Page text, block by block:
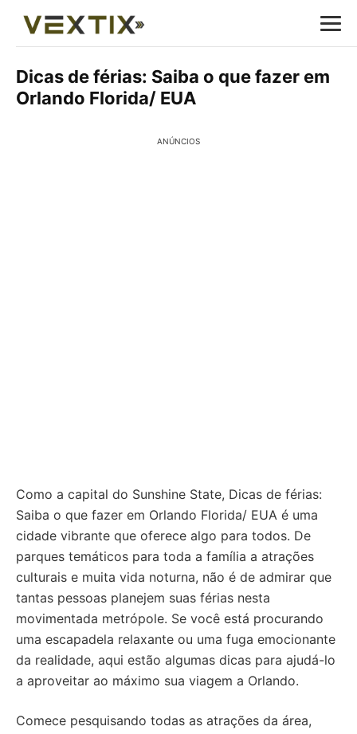
Dicas de férias: Saiba o que fazer em
Orlando Florida/ EUA
ANÚNCIOS
Como a capital do Sunshine State, Dicas de férias:
Saiba o que fazer em Orlando Florida/ EUA é uma
cidade vibrante que oferece algo para todos. De
parques temáticos para toda a família a atrações
culturais e muita vida noturna, não é de admirar que
tantas pessoas planejem suas férias nesta
movimentada metrópole. Se você está procurando
uma escapadela relaxante ou uma fuga emocionante
da realidade, aqui estão algumas dicas para ajudá-lo
a aproveitar ao máximo sua viagem a Orlando.
Comece pesquisando todas as atrações da área,